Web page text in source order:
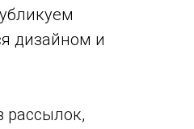
дизайном и
рассылок,